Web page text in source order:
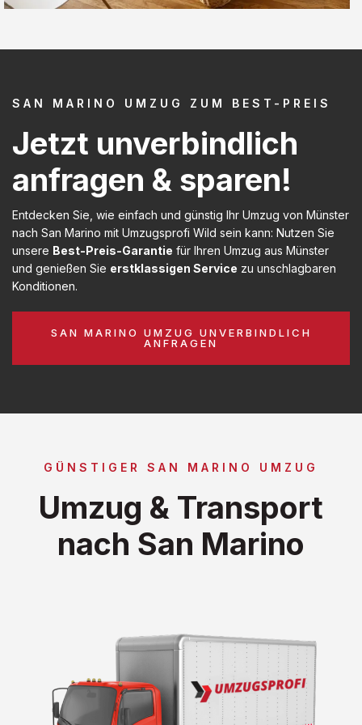
SAN MARINO UMZUG ZUM BEST-PREIS
Jetzt unverbindlich
anfragen & sparen!
Entdecken Sie, wie einfach und günstig Ihr Umzug von Münster
nach San Marino mit Umzugsprofi Wild sein kann: Nutzen Sie
unsere Best-Preis-Garantie für Ihren Umzug aus Münster
und genießen Sie erstklassigen Service zu unschlagbaren
Konditionen.
SAN MARINO UMZUG UNVERBINDLICH
ANFRAGEN
GÜNSTIGER SAN MARINO UMZUG
Umzug & Transport
nach San Marino